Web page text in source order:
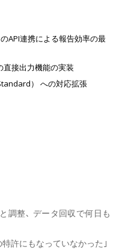
API連携による報告効率の最
接出力機能の実装
） への対応拡張
調整､ データ回収で何日も
許にもなっていなかった｣